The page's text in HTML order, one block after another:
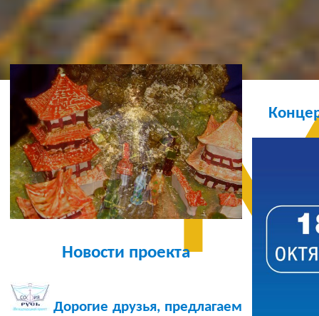
Новости проекта
Дорогие друзья, предлагаем